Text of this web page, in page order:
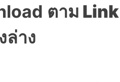
ตาม Link
ล่าง